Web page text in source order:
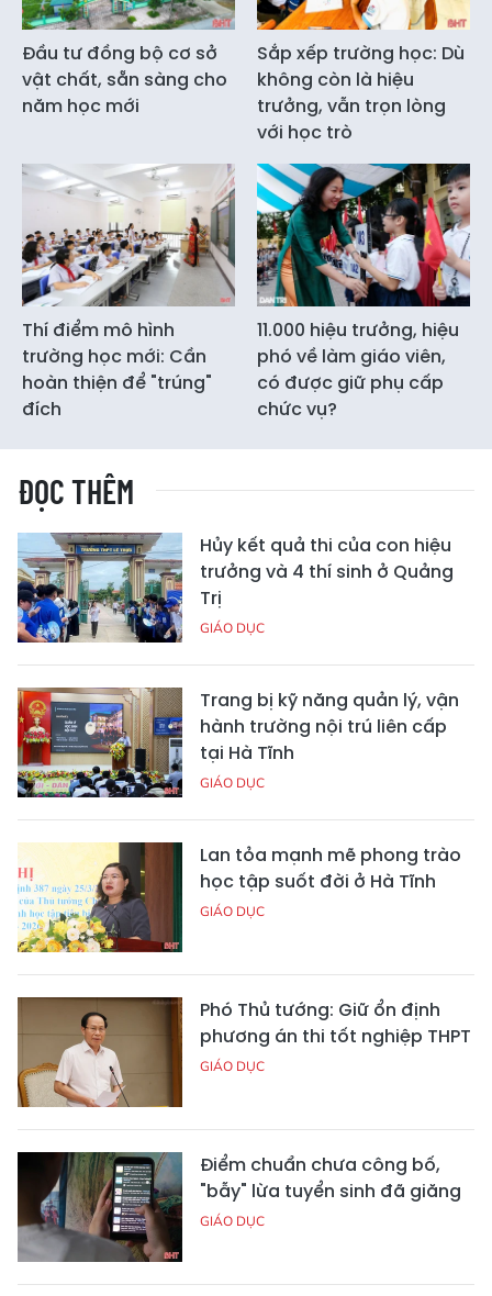
Đầu tư đồng bộ cơ sở
vật chất, sẵn sàng cho
năm học mới
Sắp xếp trường học: Dù
không còn là hiệu
trưởng, vẫn trọn lòng
với học trò
Thí điểm mô hình
trường học mới: Cần
hoàn thiện để "trúng"
đích
11.000 hiệu trưởng, hiệu
phó về làm giáo viên,
có được giữ phụ cấp
chức vụ?
ĐỌC THÊM
Hủy kết quả thi của con hiệu
trưởng và 4 thí sinh ở Quảng
Trị
GIÁO DỤC
Trang bị kỹ năng quản lý, vận
hành trường nội trú liên cấp
tại Hà Tĩnh
GIÁO DỤC
Lan tỏa mạnh mẽ phong trào
học tập suốt đời ở Hà Tĩnh
GIÁO DỤC
Phó Thủ tướng: Giữ ổn định
phương án thi tốt nghiệp THPT
GIÁO DỤC
Điểm chuẩn chưa công bố,
"bẫy" lừa tuyển sinh đã giăng
GIÁO DỤC